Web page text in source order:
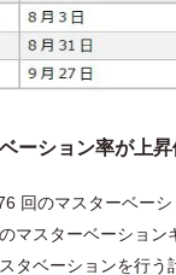
ーション率が上
回のマスターベー
マスターベーショ
タベーションを行